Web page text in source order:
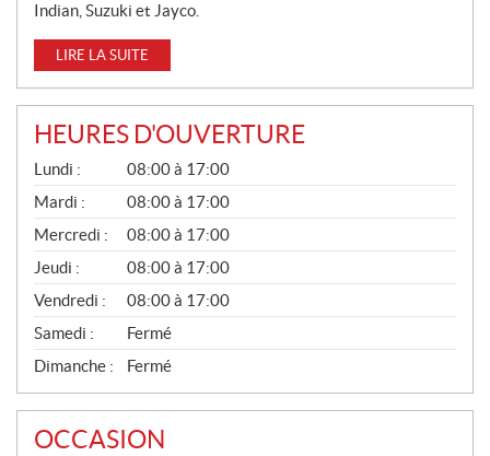
Indian, Suzuki et Jayco.
LIRE LA SUITE
HEURES D'OUVERTURE
G
É
N
É
R
A
L
Lundi :
08:00 à 17:00
Mardi :
08:00 à 17:00
Mercredi :
08:00 à 17:00
Jeudi :
08:00 à 17:00
Vendredi :
08:00 à 17:00
Samedi :
Fermé
Dimanche :
Fermé
OCCASION